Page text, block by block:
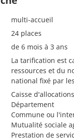
multi-accueil
24 places
de 6 mois à 3 ans
La tarification est
ressources et du
national fixé par
Caisse
Département
Commune ou
Mutualité sociale
Prestation de